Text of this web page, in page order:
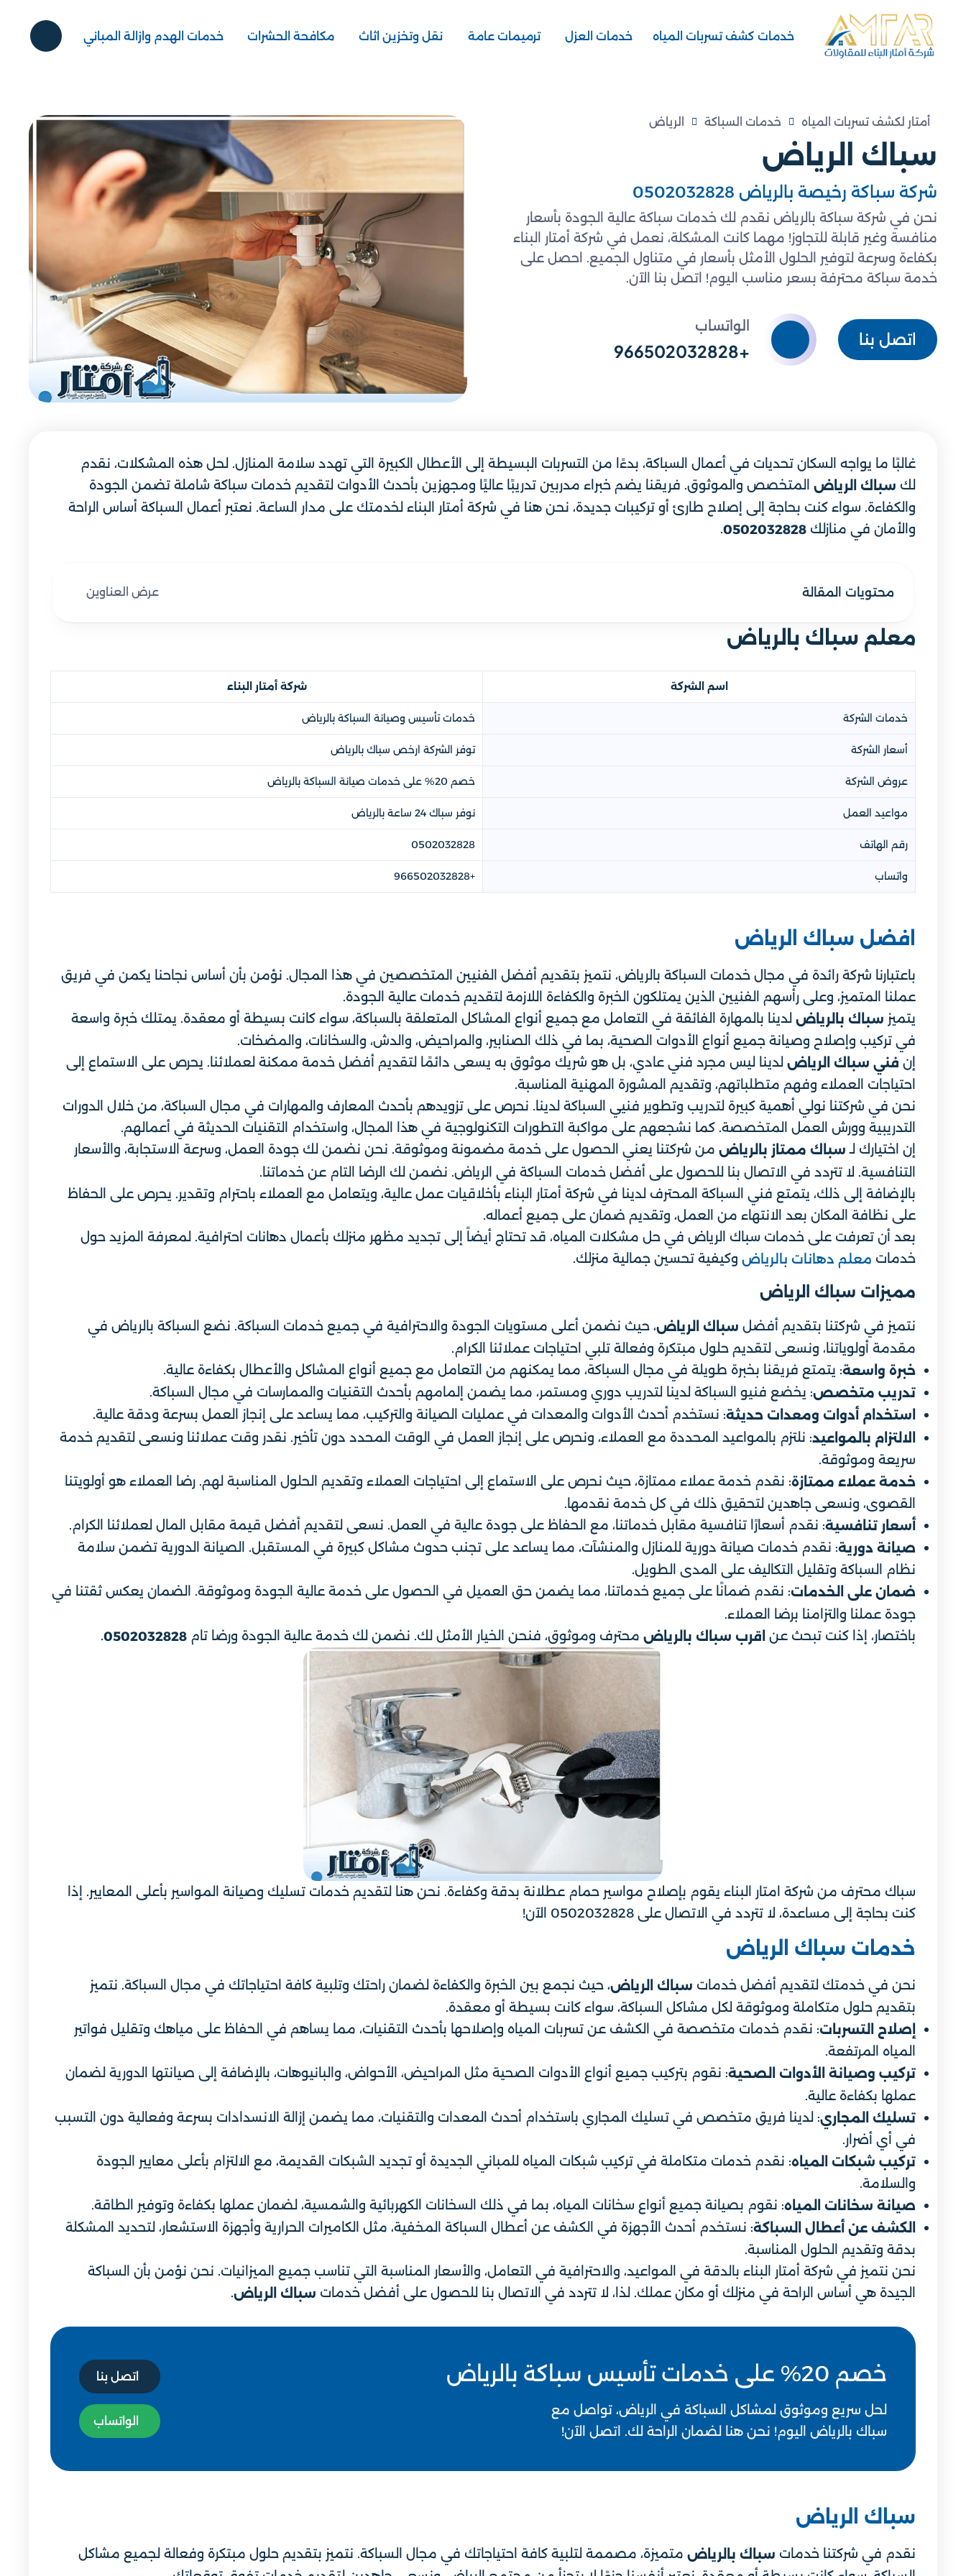
خدمات كشف تسربات المياه خدمات العزل ترميمات عامة نقل وتخزين اثاث مكافحة الحشرات خدمات الهدم وازالة المباني
أمتار لكشف تسربات المياه خدمات السباكة الرياض
سباك الرياض
شركة سباكة رخيصة بالرياض 0502032828
نحن في شركة سباكة بالرياض نقدم لك خدمات سباكة عالية الجودة بأسعار
منافسة وغير قابلة للتجاوز! مهما كانت المشكلة، نعمل في شركة أمتار البناء
بكفاءة وسرعة لتوفير الحلول الأمثل بأسعار في متناول الجميع. احصل على
خدمة سباكة محترفة بسعر مناسب اليوم! اتصل بنا الآن.
اتصل بنا
الواتساب
+966502032828
غالبًا ما يواجه السكان تحديات في أعمال السباكة، بدءًا من التسربات البسيطة إلى الأعطال الكبيرة التي تهدد سلامة المنازل. لحل هذه المشكلات، نقدم
لك سباك الرياض المتخصص والموثوق. فريقنا يضم خبراء مدربين تدريبًا عاليًا ومجهزين بأحدث الأدوات لتقديم خدمات سباكة شاملة تضمن الجودة
والكفاءة. سواء كنت بحاجة إلى إصلاح طارئ أو تركيبات جديدة، نحن هنا في شركة أمتار البناء لخدمتك على مدار الساعة. نعتبر أعمال السباكة أساس الراحة
والأمان في منازلك 0502032828
.
محتويات المقالة عرض العناوين
معلم سباك بالرياض
اسم الشركة شركة أمتار البناء
خدمات الشركة خدمات تأسيس وصيانة السباكة بالرياض
أسعار الشركة توفر الشركة ارخص سباك بالرياض
عروض الشركة خصم 20% على خدمات صيانة السباكة بالرياض
مواعيد العمل نوفر سباك 24 ساعة بالرياض
رقم الهاتف 0502032828
واتساب +966502032828
افضل سباك الرياض
باعتبارنا شركة رائدة في مجال خدمات السباكة بالرياض، نتميز بتقديم أفضل الفنيين المتخصصين في هذا المجال. نؤمن بأن أساس نجاحنا يكمن في فريق
عملنا المتميز، وعلى رأسهم الفنيين الذين يمتلكون الخبرة والكفاءة اللازمة لتقديم خدمات عالية الجودة.
يتميز سباك بالرياض لدينا بالمهارة الفائقة في التعامل مع جميع أنواع المشاكل المتعلقة بالسباكة، سواء كانت بسيطة أو معقدة. يمتلك خبرة واسعة
في تركيب وإصلاح وصيانة جميع أنواع الأدوات الصحية، بما في ذلك الصنابير، والمراحيض، والدش، والسخانات، والمضخات.
إن فني سباك الرياض لدينا ليس مجرد فني عادي، بل هو شريك موثوق به يسعى دائمًا لتقديم أفضل خدمة ممكنة لعملائنا. يحرص على الاستماع إلى
احتياجات العملاء وفهم متطلباتهم، وتقديم المشورة المهنية المناسبة.
نحن في شركتنا نولي أهمية كبيرة لتدريب وتطوير فنيي السباكة لدينا. نحرص على تزويدهم بأحدث المعارف والمهارات في مجال السباكة، من خلال الدورات
التدريبية وورش العمل المتخصصة. كما نشجعهم على مواكبة التطورات التكنولوجية في هذا المجال، واستخدام التقنيات الحديثة في أعمالهم.
إن اختيارك لـ سباك ممتاز بالرياض من شركتنا يعني الحصول على خدمة مضمونة وموثوقة. نحن نضمن لك جودة العمل، وسرعة الاستجابة، والأسعار
التنافسية. لا تتردد في الاتصال بنا للحصول على أفضل خدمات السباكة في الرياض. نضمن لك الرضا التام عن خدماتنا.
بالإضافة إلى ذلك، يتمتع فني السباكة المحترف لدينا في شركة أمتار البناء بأخلاقيات عمل عالية، ويتعامل مع العملاء باحترام وتقدير. يحرص على الحفاظ
على نظافة المكان بعد الانتهاء من العمل، وتقديم ضمان على جميع أعماله.
بعد أن تعرفت على خدمات سباك الرياض في حل مشكلات المياه، قد تحتاج أيضاً إلى تجديد مظهر منزلك بأعمال دهانات احترافية. لمعرفة المزيد حول
خدمات معلم دهانات بالرياض وكيفية تحسين جمالية منزلك.
مميزات سباك الرياض
نتميز في شركتنا بتقديم أفضل سباك الرياض، حيث نضمن أعلى مستويات الجودة والاحترافية في جميع خدمات السباكة. نضع السباكة بالرياض في
مقدمة أولوياتنا، ونسعى لتقديم حلول مبتكرة وفعالة تلبي احتياجات عملائنا الكرام.
خبرة واسعة: يتمتع فريقنا بخبرة طويلة في مجال السباكة، مما يمكنهم من التعامل مع جميع أنواع المشاكل والأعطال بكفاءة عالية.
تدريب متخصص: يخضع فنيو السباكة لدينا لتدريب دوري ومستمر، مما يضمن إلمامهم بأحدث التقنيات والممارسات في مجال السباكة.
استخدام أدوات ومعدات حديثة: نستخدم أحدث الأدوات والمعدات في عمليات الصيانة والتركيب، مما يساعد على إنجاز العمل بسرعة ودقة عالية.
الالتزام بالمواعيد: نلتزم بالمواعيد المحددة مع العملاء، ونحرص على إنجاز العمل في الوقت المحدد دون تأخير. نقدر وقت عملائنا ونسعى لتقديم خدمة
سريعة وموثوقة.
خدمة عملاء ممتازة: نقدم خدمة عملاء ممتازة، حيث نحرص على الاستماع إلى احتياجات العملاء وتقديم الحلول المناسبة لهم. رضا العملاء هو أولويتنا
القصوى، ونسعى جاهدين لتحقيق ذلك في كل خدمة نقدمها.
أسعار تنافسية: نقدم أسعارًا تنافسية مقابل خدماتنا، مع الحفاظ على جودة عالية في العمل. نسعى لتقديم أفضل قيمة مقابل المال لعملائنا الكرام.
صيانة دورية: نقدم خدمات صيانة دورية للمنازل والمنشآت، مما يساعد على تجنب حدوث مشاكل كبيرة في المستقبل. الصيانة الدورية تضمن سلامة
نظام السباكة وتقليل التكاليف على المدى الطويل.
ضمان على الخدمات: نقدم ضمانًا على جميع خدماتنا، مما يضمن حق العميل في الحصول على خدمة عالية الجودة وموثوقة. الضمان يعكس ثقتنا في
جودة عملنا والتزامنا برضا العملاء.
باختصار، إذا كنت تبحث عن اقرب سباك بالرياض محترف وموثوق، فنحن الخيار الأمثل لك. نضمن لك خدمة عالية الجودة ورضا تام 0502032828
.
سباك محترف من شركة امتار البناء يقوم بإصلاح مواسير حمام عطلانة بدقة وكفاءة. نحن هنا لتقديم خدمات تسليك وصيانة المواسير بأعلى المعايير. إذا
كنت بحاجة إلى مساعدة، لا تتردد في الاتصال على 0502032828 الآن!
خدمات سباك الرياض
نحن في خدمتك لتقديم أفضل خدمات سباك الرياض، حيث نجمع بين الخبرة والكفاءة لضمان راحتك وتلبية كافة احتياجاتك في مجال السباكة. نتميز
بتقديم حلول متكاملة وموثوقة لكل مشاكل السباكة، سواء كانت بسيطة أو معقدة.
إصلاح التسربات: نقدم خدمات متخصصة في الكشف عن تسربات المياه وإصلاحها بأحدث التقنيات، مما يساهم في الحفاظ على مياهك وتقليل فواتير
المياه المرتفعة.
تركيب وصيانة الأدوات الصحية: نقوم بتركيب جميع أنواع الأدوات الصحية مثل المراحيض، الأحواض، والبانيوهات، بالإضافة إلى صيانتها الدورية لضمان
عملها بكفاءة عالية.
تسليك المجاري: لدينا فريق متخصص في تسليك المجاري باستخدام أحدث المعدات والتقنيات، مما يضمن إزالة الانسدادات بسرعة وفعالية دون التسبب
في أي أضرار.
تركيب شبكات المياه: نقدم خدمات متكاملة في تركيب شبكات المياه للمباني الجديدة أو تجديد الشبكات القديمة، مع الالتزام بأعلى معايير الجودة
والسلامة.
صيانة سخانات المياه: نقوم بصيانة جميع أنواع سخانات المياه، بما في ذلك السخانات الكهربائية والشمسية، لضمان عملها بكفاءة وتوفير الطاقة.
الكشف عن أعطال السباكة: نستخدم أحدث الأجهزة في الكشف عن أعطال السباكة المخفية، مثل الكاميرات الحرارية وأجهزة الاستشعار، لتحديد المشكلة
بدقة وتقديم الحلول المناسبة.
نحن نتميز في شركة أمتار البناء بالدقة في المواعيد، والاحترافية في التعامل، والأسعار المناسبة التي تناسب جميع الميزانيات. نحن نؤمن بأن السباكة
الجيدة هي أساس الراحة في منزلك أو مكان عملك. لذا، لا تتردد في الاتصال بنا للحصول على أفضل خدمات سباك الرياض.
خصم 20% على خدمات تأسيس سباكة بالرياض
لحل سريع وموثوق لمشاكل السباكة في الرياض، تواصل مع
سباك بالرياض اليوم! نحن هنا لضمان الراحة لك. اتصل الآن!
اتصل بنا
الواتساب
سباك الرياض
نقدم في شركتنا خدمات سباك بالرياض متميزة، مصممة لتلبية كافة احتياجاتك في مجال السباكة. نتميز بتقديم حلول مبتكرة وفعالة لجميع مشاكل